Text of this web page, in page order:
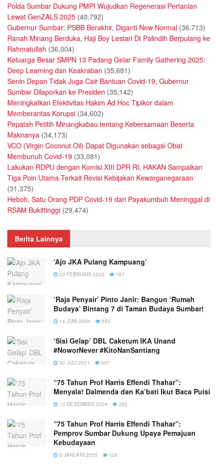
Polda Sumbar Dukung PMPI Wujudkan Regenerasi Pertanian
Lewat GenZALS 2025 (40,792)
Gubernur Sumbar: PSBB Berakhir, Diganti New Normal (36,713)
Ranah Minang Berduka, Haji Boy Lestari Dt Palindih Berpulang ke
Rahmatullah (36,004)
Keluarga Besar SMPN 13 Padang Gelar Family Gathering 2025:
Deep Learning dan Keakraban (35,681)
Senin Depan Tidak Juga Cair Bantuan Covid-19, Gubernur
Sumbar Dilaporkan ke Presiden (35,142)
Meningkatkan Efektivitas Hakim Ad Hoc Tipikor dalam
Memberantas Korupsi (34,602)
Pepatah Petitih Minangkabau tentang Kebersamaan Beserta
Maknanya (34,173)
VCO (Virgin Coconut Oil) Dapat Digunakan sebagai Obat
Membunuh Covid-19 (33,081)
Lakukan RDPU dengan Komisi XIII DPR RI, HAKAN Sampaikan
Tiga Poin Utama Terkait Revisi Kebijakan Kewarganegaraan
(31,375)
Heboh, Satu Orang PDP Covid-19 dari Payakumbuh Meninggal di
RSAM Bukittinggi (29,474)
Berita Lainnya
‘Ajo JKA Pulang Kampuang’
20 FEBRUARI 2025 187
‘Raja Penyair’ Pinto Janir: Bangun ‘Rumah
Budaya’ Bintang 7 di Taman Budaya Sumbar!
14 JUNI 2024 385
‘Sisi Gelap’ DBL Caketum IKA Unand
#NoworNever #KitoNanSantiang
30 JULI 2021 507
“75 Tahun Prof Harris Effendi Thahar”:
Menyala! Dalmenda dan Ka’bati Ikut Baca Puisi
13 DESEMBER 2024 252
“75 Tahun Prof Harris Effendi Thahar”:
Pemprov Sumbar Dukung Upaya Pemajuan
Kebudayaan
5 JANUARI 2025 128